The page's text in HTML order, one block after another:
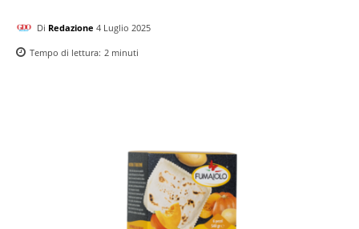
Di Redazione 4 Luglio 2025
Tempo di lettura: 2 minuti